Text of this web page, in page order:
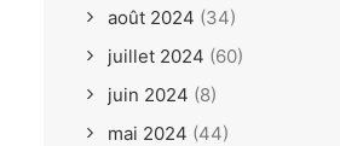
août 2024 (34)
juillet 2024 (60)
juin 2024 (8)
mai 2024 (44)